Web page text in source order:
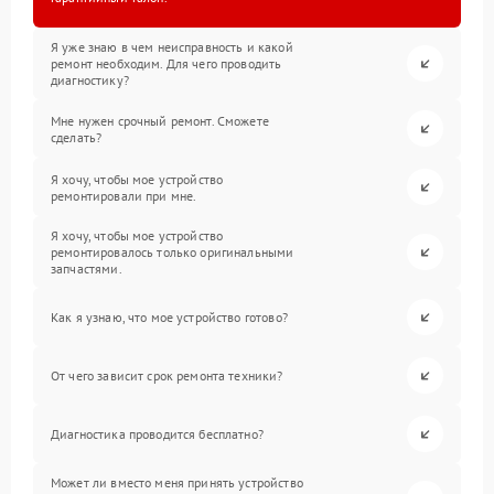
Я уже знаю в чем неисправность и какой
ремонт необходим. Для чего проводить
диагностику?
Мне нужен срочный ремонт. Сможете
сделать?
Я хочу, чтобы мое устройство
ремонтировали при мне.
Я хочу, чтобы мое устройство
ремонтировалось только оригинальными
запчастями.
Как я узнаю, что мое устройство готово?
От чего зависит срок ремонта техники?
Диагностика проводится бесплатно?
Может ли вместо меня принять устройство